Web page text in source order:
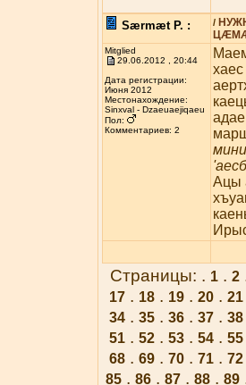
Særmæt P. : /
Mitglied
29.06.2012 , 20:44
Дата регистрации:
Июня 2012
Местонахождение:
Sinxval - Dzaeuaejiqaeu
Пол:
Комментариев: 2
Ацы
Страницы: . 1 .2
17 . 18 . 19 . 20 . 21
34 . 35 . 36 . 37 . 38
51 . 52 . 53 . 54 . 55
68 . 69 . 70 . 71 . 72
85 . 86 . 87 . 88 . 89